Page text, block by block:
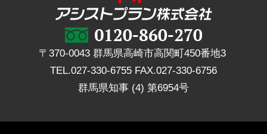
〒370-0043 群馬県高崎市高関町450番地3
TEL.027-330-6755 FAX.027-330-6756
群馬県知事 (4) 第6954号